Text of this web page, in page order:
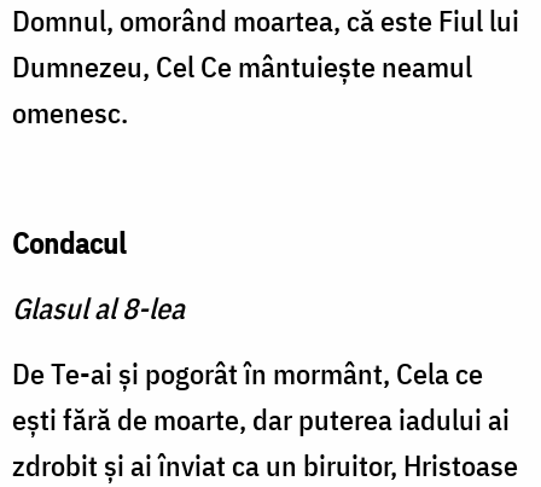
Domnul, omorând moartea, că este Fiul lui
Dumnezeu, Cel Ce mântuieşte neamul
omenesc.
Condacul
Glasul al 8-lea
De Te-ai şi pogorât în mormânt, Cela ce
eşti fără de moarte, dar puterea iadului ai
zdrobit şi ai înviat ca un biruitor, Hristoase